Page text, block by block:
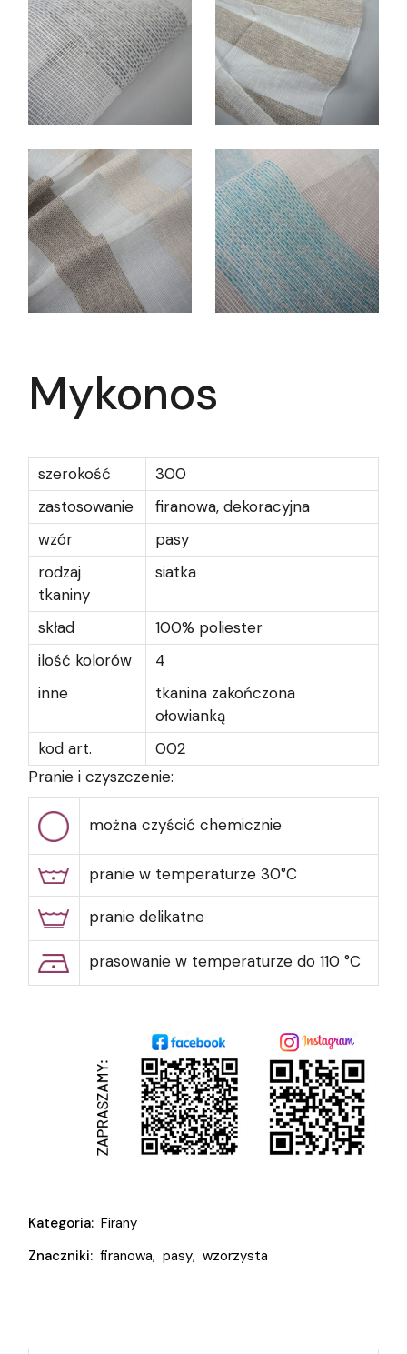
Mykonos
szerokość
300
zastosowanie
firanowa, dekoracyjna
wzór
pasy
rodzaj
tkaniny
siatka
skład
100% poliester
ilość kolorów
4
inne
tkanina zakończona
ołowianką
kod art.
002
Pranie i czyszczenie:
można czyścić chemicznie
pranie w temperaturze 30°C
pranie delikatne
prasowanie w temperaturze do 110 °C
Kategoria: Firany
Znaczniki: firanowa, pasy, wzorzysta